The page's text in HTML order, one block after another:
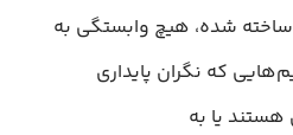
ساخته شده، هیچ وابستگی به
که نگران پایداری
هستند یا به